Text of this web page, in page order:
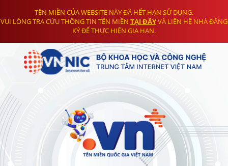
TÊN MIỀN CỦA WEBSITE NÀY ĐÃ HẾT HẠN SỬ DỤNG.
VUI LÒNG TRA CỨU THÔNG TIN TÊN MIỀN TẠI ĐÂYVÀ LIÊN HỆ NHÀ ĐĂNG
KÝ ĐỂ THỰC HIỆN GIA HẠN.